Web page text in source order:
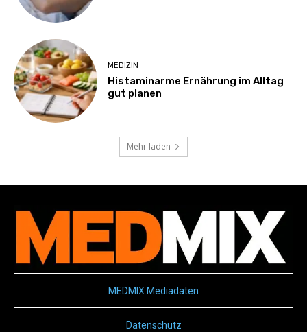
MEDIZIN
Histaminarme Ernährung im Alltag
gut planen
Mehr laden
MEDMIX Mediadaten
Datenschutz